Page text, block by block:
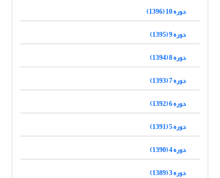
دوره 10 (1396)
دوره 9 (1395)
دوره 8 (1394)
دوره 7 (1393)
دوره 6 (1392)
دوره 5 (1391)
دوره 4 (1390)
دوره 3 (1389)